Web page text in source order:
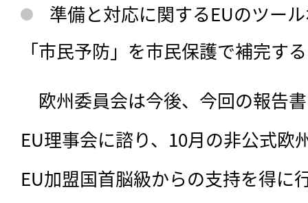
準備と対応に関するEUのツー
「市民予防」を市民保護で補完する
欧州委員会は今後、今回の報告
EU理事会に諮り、10月の非公式欧
EU加盟国首脳級からの支持を得に